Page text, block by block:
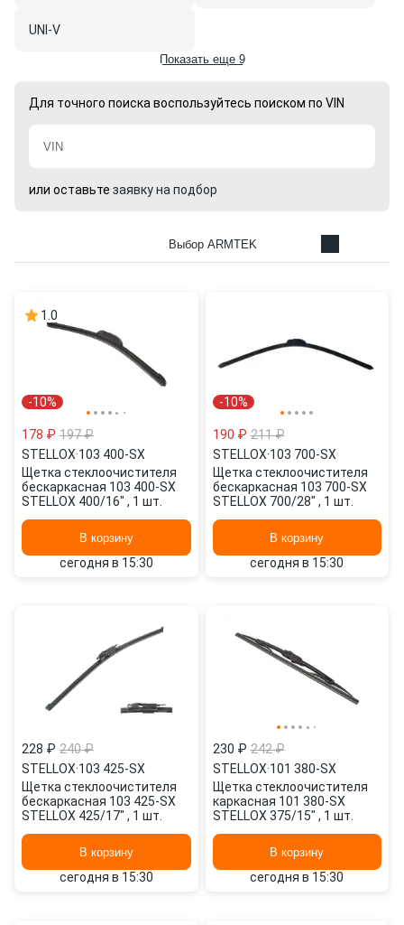
UNI-V
Показать еще 9
Для точного поиска воспользуйтесь поиском по VIN
или оставьте заявку на подбор
Выбор ARMTEK
1.0
-10%
178 ₽ 197 ₽
STELLOX·103 400-SX
Щетка стеклоочистителя
бескаркасная 103 400-SX
STELLOX 400/16" , 1 шт.
В корзину
сегодня в 15:30
-10%
190 ₽ 211 ₽
STELLOX·103 700-SX
Щетка стеклоочистителя
бескаркасная 103 700-SX
STELLOX 700/28" , 1 шт.
В корзину
сегодня в 15:30
228 ₽ 240 ₽
STELLOX·103 425-SX
Щетка стеклоочистителя
бескаркасная 103 425-SX
STELLOX 425/17" , 1 шт.
В корзину
сегодня в 15:30
230 ₽ 242 ₽
STELLOX·101 380-SX
Щетка стеклоочистителя
каркасная 101 380-SX
STELLOX 375/15" , 1 шт.
В корзину
сегодня в 15:30